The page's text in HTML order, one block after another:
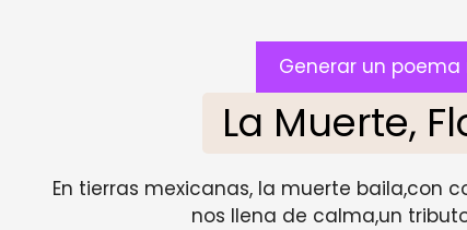
Generar un
La Muerte,
En tierras mexicanas, la muerte baila,con
nos llena de calma,un